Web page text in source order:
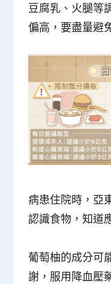
豆腐乳、火腿等
偏高，要盡量避
病患住院時，亞
認識食物，知道
葡萄柚的成分可
謝，服用降血壓